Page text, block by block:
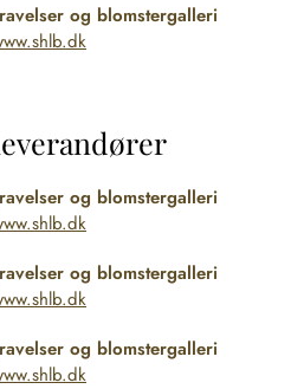
og blomstergalleri
og blomstergalleri
og blomstergalleri
og blomstergalleri